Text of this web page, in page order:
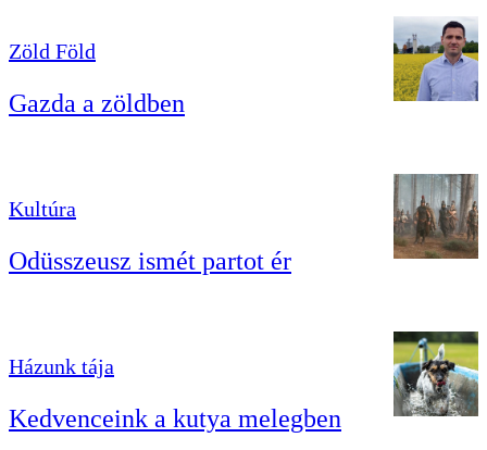
Zöld Föld
Gazda a zöldben
Kultúra
Odüsszeusz ismét partot ér
Házunk tája
Kedvenceink a kutya melegben